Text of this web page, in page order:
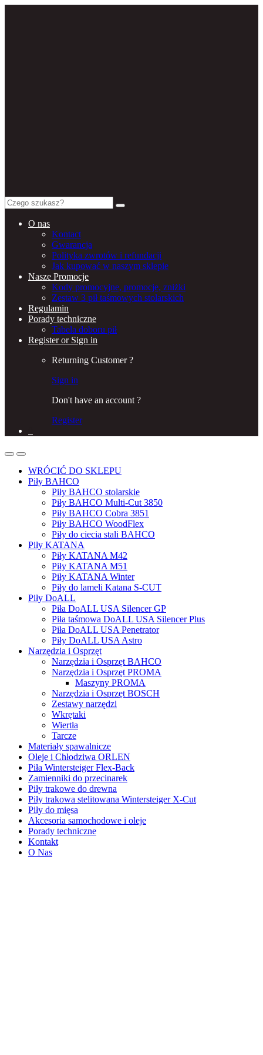
Search
for:
O nas
Kontact
Gwarancja
Polityka zwrotów i refundacji
Jak kupować w naszym sklepie
Nasze Promocje
Kody promocyjne, promocje, zniżki
Zestaw 3 pił taśmowych stolarskich
Regulamin
Porady techniczne
Tabela doboru pił
Register or Sign in
Returning Customer ?
Sign in
Don't have an account ?
Register
WRÓCIĆ DO SKLEPU
Piły BAHCO
Piły BAHCO stolarskie
Piły BAHCO Multi-Cut 3850
Piły BAHCO Cobra 3851
Piły BAHCO WoodFlex
Piły do ciecia stali BAHCO
Piły KATANA
Piły KATANA M42
Piły KATANA M51
Piły KATANA Winter
Piły do lameli Katana S-CUT
Piły DoALL
Piła DoALL USA Silencer GP
Piła taśmowa DoALL USA Silencer Plus
Piła DoALL USA Penetrator
Piły DoALL USA Astro
Narzędzia i Osprzęt
Narzędzia i Osprzęt BAHCO
Narzędzia i Osprzęt PROMA
Maszyny PROMA
Narzędzia i Osprzęt BOSCH
Zestawy narzędzi
Wkrętaki
Wiertła
Tarcze
Materiały spawalnicze
Oleje i Chłodziwa ORLEN
Piła Wintersteiger Flex-Back
Zamienniki do przecinarek
Piły trakowe do drewna
Piły trakowa stelitowana Wintersteiger X-Cut
Piły do mięsa
Akcesoria samochodowe i oleje
Porady techniczne
Kontakt
O Nas